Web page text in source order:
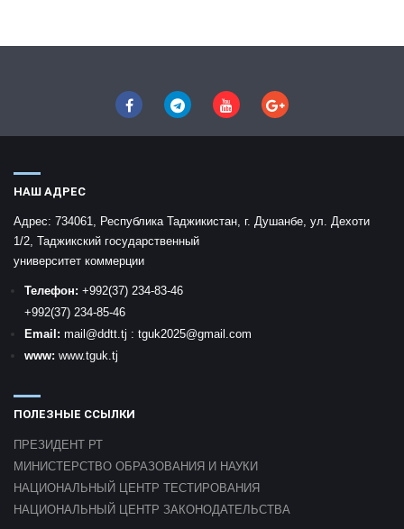
НАШ АДРЕС
Адрес: 734061, Республика Таджикистан, г. Душанбе, ул. Дехоти
1/2, Таджикский государственный
университет коммерции
Телефон: +992(37) 234-83-46
+992(37) 234-85-46
Email: mail @ddtt.tj : tguk2025@gmail.com
www: www.tguk.tj
ПОЛЕЗНЫЕ ССЫЛКИ
ПРЕЗИДЕНТ РТ
МИНИСТЕРСТВО ОБРАЗОВАНИЯ И НАУКИ
НАЦИОНАЛЬНЫЙ ЦЕНТР ТЕСТИРОВАНИЯ
НАЦИОНАЛЬНЫЙ ЦЕНТР ЗАКОНОДАТЕЛЬСТВА